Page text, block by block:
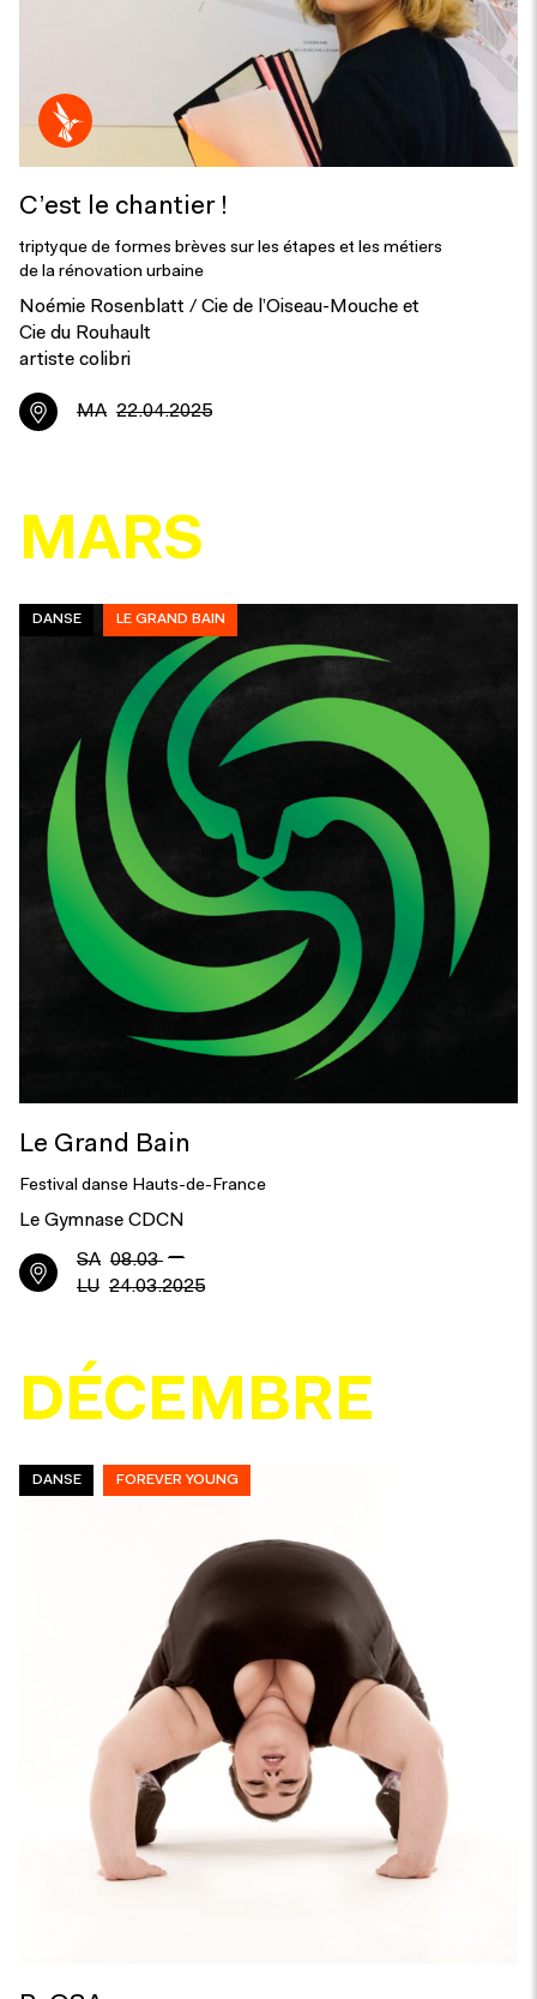
C’est le chantier !
triptyque de formes brèves sur les étapes et les métiers
de la rénovation urbaine
Noémie Rosenblatt / Cie de l’Oiseau-Mouche et
Cie du Rouhault
artiste colibri
MA 22.04.2025
MARS
DANSE LE GRAND BAIN
Le Grand Bain
Festival danse Hauts-de-France
Le Gymnase CDCN
SA 08.03 —
LU 24.03.2025
DÉCEMBRE
DANSE FOREVER YOUNG